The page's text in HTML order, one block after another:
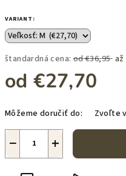
VARIANT:
štandardná cena: od €36,95 až
od€27,70
cena:
Môžeme doručiť do: Zvoľte
+
−